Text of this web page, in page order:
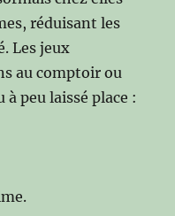
réduisant les
Les jeux
au comptoir ou
à peu laissé place :